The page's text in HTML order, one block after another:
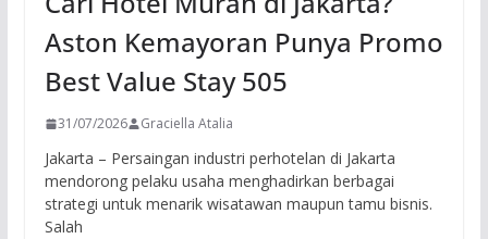
Aston Kemayoran Punya Promo
Best Value Stay 505
31/07/2026 Graciella Atalia
Jakarta – Persaingan industri perhotelan di Jakarta
mendorong pelaku usaha menghadirkan berbagai
strategi untuk menarik wisatawan maupun tamu bisnis.
Salah